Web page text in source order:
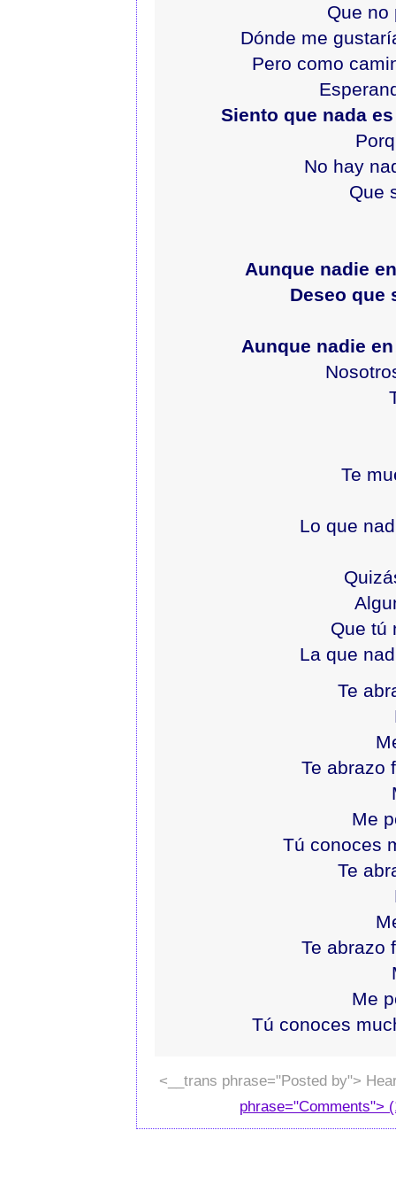
Que no
Dónde me
Pero como
Siento que nada
No hay
Que
Aunque nadie
Deseo que
Aunque nadie
Te
Lo que
Que tú
La que
Te
Te abrazo
Me
Tú conoces
Te
Te abrazo
Me
Tú conoces
<__trans phrase="Posted by">
phrase="Comments">